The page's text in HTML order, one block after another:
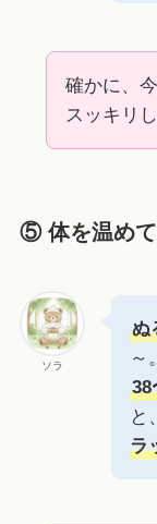
確かに、
スッキリ
⑤ 体を温め
ソラ
ぬ
～。
38
と、
ラ